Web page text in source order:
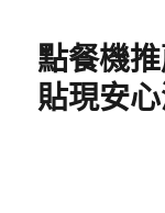
點餐機
貼現安